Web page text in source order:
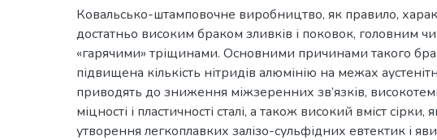
Ковальсько-штамповочне виробництво, як правило,
достатньо високим браком зливків і поковок, головним
«гарячими» тріщинами. Основними причинами такого
підвищена кількість нітридів алюмінію на межах
приводять до зниження міжзеренних зв’язків,
міцності і пластичності сталі, а також високий вміст
утворення легкоплавких залізо-сульфідних евтектик і